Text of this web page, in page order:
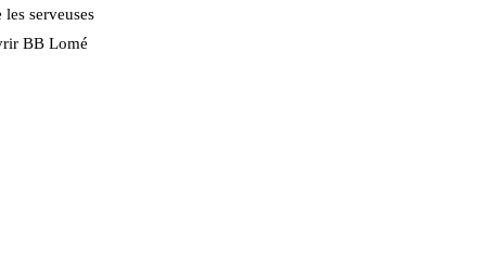
serveuses
BB Lomé